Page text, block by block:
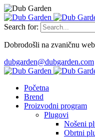
Search for:
Dobrodošli na zvaničnu
dubgarden@dubgarden.com
Početna
Brend
Proizvodni program
Plugovi
Nošeni
Obrtni